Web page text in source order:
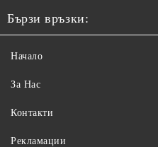
Бързи връзки:
Начало
За Нас
Контакти
Рекламации